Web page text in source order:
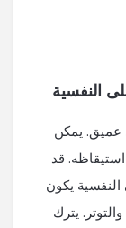
النفسية
عميق. يمكن
قد
النفسية يكون
يترك